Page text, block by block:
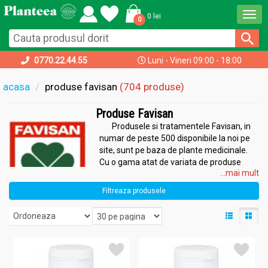
0 0 lei
0770.22.44.55 Luni - Vineri 09:00 - 18:00
acasa produse favisan (704 produse)
Produse Favisan
Produsele si tratamentele Favisan, in
numar de peste 500 disponibile la noi pe
site, sunt pe baza de plante medicinale.
Cu o gama atat de variata de produse
este imposibil sa nu gasiti cel putin un ceai
sau supliment alimentar de care aveti
nevoie! Favisan este o companie
certificată, de încredere, care propune o
serie de tratamente naturale cu o
Virginiei Faur (fondatoarea companiei) au devenit apreciate și au
avut la bază puterea plantelor. Scopul companiei este de a veni în
...mai mult
Filtreaza produsele